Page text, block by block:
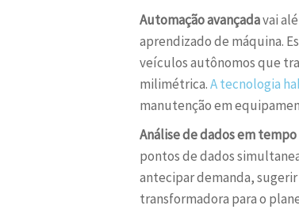
Automação avançadavai
aprendizado de máquina.
veículos autônomos que
milimétrica.A tecnologia
manutenção em
Análise de dados em
pontos de dados
antecipar demanda,
transformadora para o